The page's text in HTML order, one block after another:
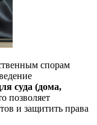
спорам
суда (дома,
позволяет
и защитить права